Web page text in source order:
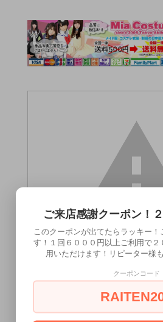
ィー OL ［0212］）は18
ご来店感謝クーポン！
このクーポンが出てたらラッキー
す！１回６０００円以上ご利用で２
用いただけます！リピーター様
クーポンコード